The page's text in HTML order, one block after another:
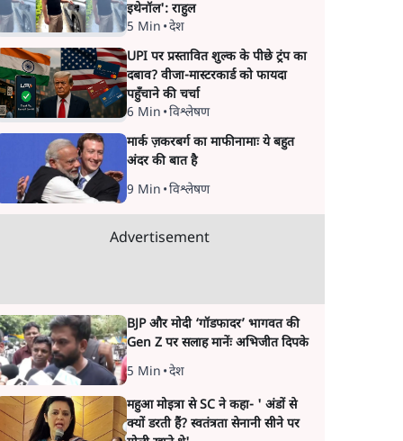
इथेनॉल': राहुल
5 Min •देश
UPI पर प्रस्तावित शुल्क के पीछे ट्रंप का
दबाव? वीजा-मास्टरकार्ड को फायदा
पहुँचाने की चर्चा
6 Min •विश्लेषण
मार्क ज़करबर्ग का माफीनामाः ये बहुत
अंदर की बात है
9 Min •विश्लेषण
Advertisement
BJP और मोदी ‘गॉडफादर’ भागवत की
Gen Z पर सलाह मानेंः अभिजीत दिपके
5 Min •देश
महुआ मोइत्रा से SC ने कहा- ' अंडों से
क्यों डरती हैं? स्वतंत्रता सेनानी सीने पर